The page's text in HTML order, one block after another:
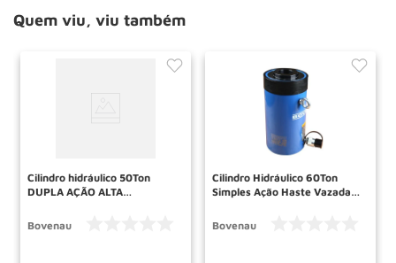
Quem viu, viu também
Cilindro hidráulico 50Ton
DUPLA AÇÃO ALTA
BOVENAU
Bovenau
Cilindro Hidráulico 60Ton
Simples Ação Haste Vazada
Bovenau